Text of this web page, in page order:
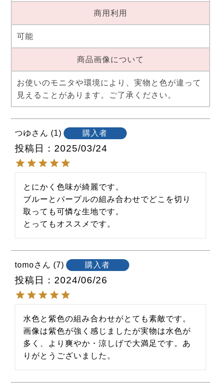
商用利用
可能
商品画像について
お使いのモニタや環境により、実物と色が違って
見えることがあります。ご了承ください。
つゆ 1 購入者
投稿日 2025/03/24
とにかく色味が綺麗です。
ブルーとパープルの組み合わせでどこを切り
取っても可憐な生地です。
とってもオススメです。
tomo 7 購入者
投稿日 2024/06/26
水色と紫色の組み合わせがとても素敵です。
画像は紫色が強く感じましたが実物は水色が
多く、より爽やか・涼しげで大満足です。あ
りがとうございました。